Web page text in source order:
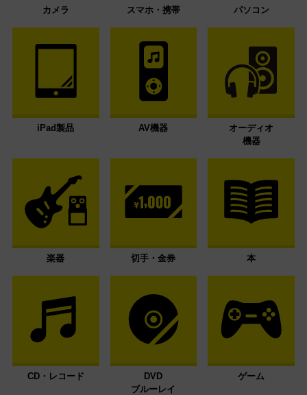
カメラ スマホ・携帯 パソコン
iPad製品 AV機器
オーディオ
機器
楽器 切手・金券 本
CD・レコード
DVD
ブルーレイ
ゲーム